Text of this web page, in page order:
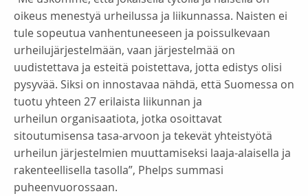
oikeus menestyä urheilussa ja liikunnassa. Naisten ei
tule sopeutua vanhentuneeseen ja poissulkevaan
urheilujärjestelmään, vaan järjestelmää on
uudistettava ja esteitä poistettava, jotta edistys olisi
pysyvää. Siksi on innostavaa nähdä, että Suomessa on
tuotu yhteen 27 erilaista liikunnan ja
urheilun organisaatiota, jotka osoittavat
sitoutumisensa tasa-arvoon ja tekevät yhteistyötä
urheilun järjestelmien muuttamiseksi laaja-alaisella ja
rakenteellisella tasolla”, Phelps summasi
puheenvuorossaan.